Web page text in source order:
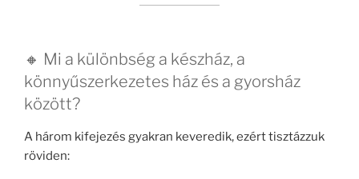
🔸 Mi a különbség a készház, a
könnyűszerkezetes ház és a gyorsház
között?
A három kifejezés gyakran keveredik, ezért tisztázzuk
röviden: